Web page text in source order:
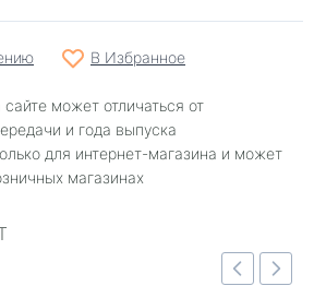
В Избранное
может отличаться от
и года выпуска
для интернет-магазина и может
магазинах
Быстрый просмотр